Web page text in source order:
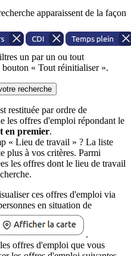
apparaissent de la façon
un par un ou tout
« Tout réinitialiser ».
recherche
restituée par ordre de
les offres d'emploi répondant le
en premier.
« Lieu de travail » ? La liste
plus à vos critères. Parmi
les offres dont le lieu de travail
ces offres d'emploi via
en situation de
.
offres d'emploi que vous